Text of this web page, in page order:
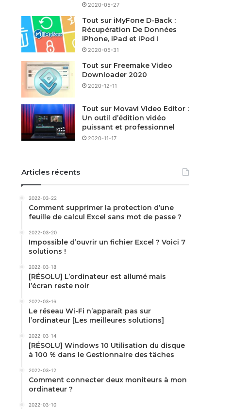
2020-05-27
Tout sur iMyFone D-Back :
Récupération De Données
iPhone, iPad et iPod !
2020-05-31
Tout sur Freemake Video
Downloader 2020
2020-12-11
Tout sur Movavi Video Editor :
Un outil d’édition vidéo
puissant et professionnel
2020-11-17
Articles récents
2022-03-22
Comment supprimer la protection d’une
feuille de calcul Excel sans mot de passe ?
2022-03-20
Impossible d’ouvrir un fichier Excel ? Voici 7
solutions !
2022-03-18
[RÉSOLU] L’ordinateur est allumé mais
l’écran reste noir
2022-03-16
Le réseau Wi-Fi n’apparaît pas sur
l’ordinateur [Les meilleures solutions]
2022-03-14
[RÉSOLU] Windows 10 Utilisation du disque
à 100 % dans le Gestionnaire des tâches
2022-03-12
Comment connecter deux moniteurs à mon
ordinateur ?
2022-03-10